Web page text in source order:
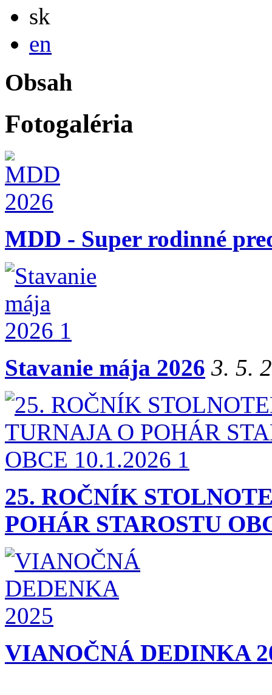
sk
en
Obsah
Fotogaléria
MDD - Super rodinné
Stavanie mája 2026 3. 5.
25. ROČNÍK
POHÁR STAROSTU
VIANOČNÁ DEDINKA